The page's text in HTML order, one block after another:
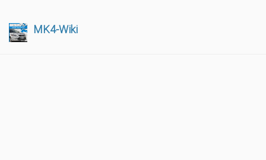
MK4-Wiki